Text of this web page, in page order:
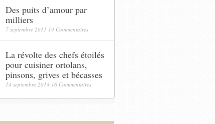
Des puits d’amour par
milliers
7 septembre 2011 19 Commentaires
La révolte des chefs étoilés
pour cuisiner ortolans,
pinsons, grives et bécasses
14 septembre 2014 16 Commentaires